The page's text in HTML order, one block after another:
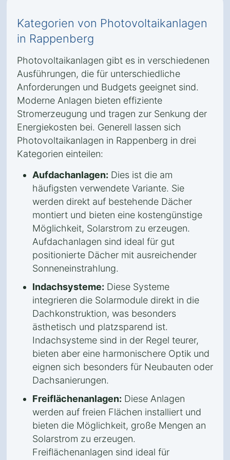
Kategorien von Photovoltaikanlagen
in Rappenberg
Photovoltaikanlagen gibt es in verschiedenen
Ausführungen, die für unterschiedliche
Anforderungen und Budgets geeignet sind.
Moderne Anlagen bieten effiziente
Stromerzeugung und tragen zur Senkung der
Energiekosten bei. Generell lassen sich
Photovoltaikanlagen in Rappenberg in drei
Kategorien einteilen:
Aufdachanlagen: Dies ist die am
häufigsten verwendete Variante. Sie
werden direkt auf bestehende Dächer
montiert und bieten eine kostengünstige
Möglichkeit, Solarstrom zu erzeugen.
Aufdachanlagen sind ideal für gut
positionierte Dächer mit ausreichender
Sonneneinstrahlung.
Indachsysteme: Diese Systeme
integrieren die Solarmodule direkt in die
Dachkonstruktion, was besonders
ästhetisch und platzsparend ist.
Indachsysteme sind in der Regel teurer,
bieten aber eine harmonischere Optik und
eignen sich besonders für Neubauten oder
Dachsanierungen.
Freiflächenanlagen: Diese Anlagen
werden auf freien Flächen installiert und
bieten die Möglichkeit, große Mengen an
Solarstrom zu erzeugen.
Freiflächenanlagen sind ideal für